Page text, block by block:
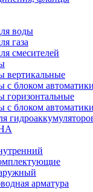
воды
газа
смесителей
вертикальные
с блоком
горизонтальные
с блоком
арматура